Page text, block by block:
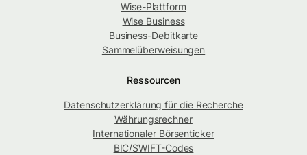
Wise-Plattform
Wise Business
Business-Debitkarte
Sammelüberweisungen
Ressourcen
Datenschutzerklärung für die Recherche
Währungsrechner
Internationaler Börsenticker
BIC/SWIFT-Codes